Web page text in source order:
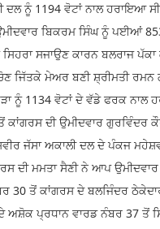
ਦਲ ਨੂੰ 1194 ਵੋਟਾਂ ਨਾਲ
ਬਿਕਰਮ ਸਿੰਘ ਨੂੰ ਪਈਆਂ
ਸਜਾਉਣ ਕਾਰਨ ਬਲਰਾਜ
ਜਿੱਤਕੇ ਮੇਅਰ ਬਣੀ ਸ਼੍ਰੀਮਤੀ
ਨੂੰ 1134 ਵੋਟਾਂ ਦੇ ਵੱਡੇ ਫਰਕ ਨਾਲ
ਉਮੀਦਵਾਰ ਗੁਰਵਿੰਦਰ ਕੌਰ ਨੇ
ਜੱਸਾ ਅਕਾਲੀ ਦਲ ਦੇ ਪੰਕਜ
ਦੀ ਮਮਤਾ ਸੈਣੀ ਨੇ ਆਪ
30 ਤੋਂ ਕਾਂਗਰਸ ਦੇ ਬਲਜਿੰਦਰ
ਅਸ਼ੋਕ ਪ੍ਰਧਾਨ ਵਾਰਡ ਨੰਬਰ 37 ਤੋਂ